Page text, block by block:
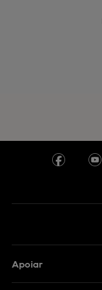
Apoiar